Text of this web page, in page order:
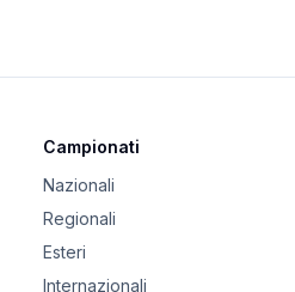
Campionati
Nazionali
Regionali
Esteri
Internazionali